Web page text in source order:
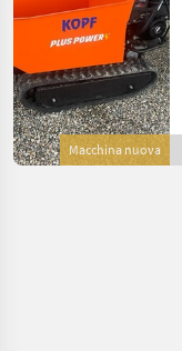
Macchina nuova